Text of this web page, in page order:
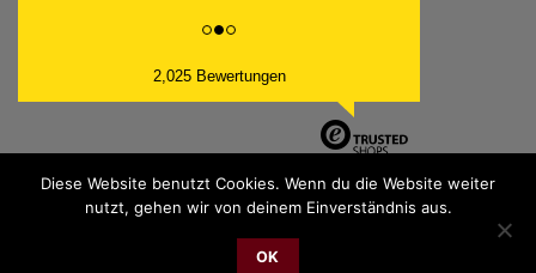
2,025 Bewertungen
Diese Website benutzt Cookies. Wenn du die Website weiter
nutzt, gehen wir von deinem Einverständnis aus.
OK